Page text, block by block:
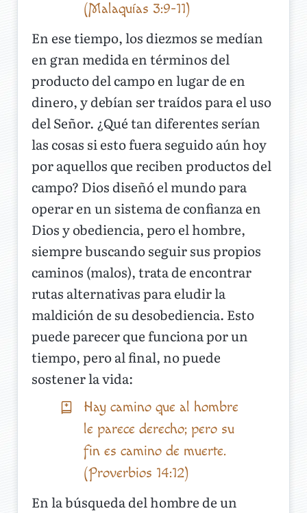
(Malaquías 3:9-11)
En ese tiempo, los diezmos se medían
en gran medida en términos del
producto del campo en lugar de en
dinero, y debían ser traídos para el uso
del Señor. ¿Qué tan diferentes serían
las cosas si esto fuera seguido aún hoy
por aquellos que reciben productos del
campo? Dios diseñó el mundo para
operar en un sistema de confianza en
Dios y obediencia, pero el hombre,
siempre buscando seguir sus propios
caminos (malos), trata de encontrar
rutas alternativas para eludir la
maldición de su desobediencia. Esto
puede parecer que funciona por un
tiempo, pero al final, no puede
sostener la vida:
Hay camino que al hombre
le parece derecho; pero su
fin es camino de muerte.
(Proverbios 14:12)
En la búsqueda del hombre de un